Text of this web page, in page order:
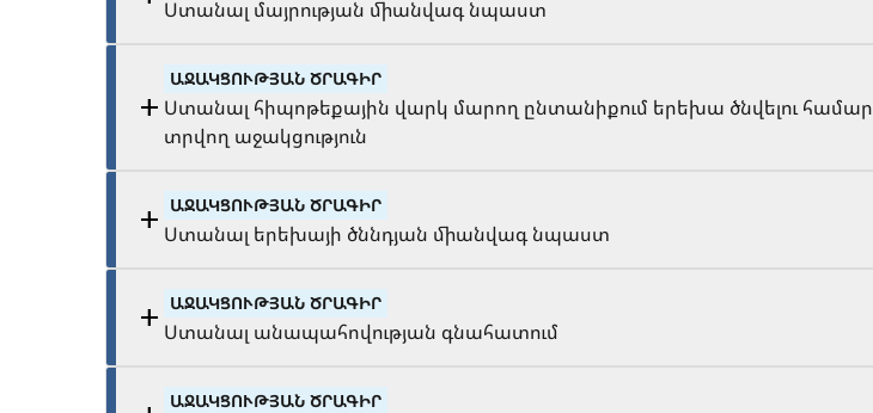
Ստանալ մայրության միանվագ նպաստ
ԱՋԱԿՑՈՒԹՅԱՆ ԾՐԱԳԻՐ
Ստանալ հիպոթեքային վարկ մարող ընտանիքում երեխա ծնվելու համար
տրվող աջակցություն
ԱՋԱԿՑՈՒԹՅԱՆ ԾՐԱԳԻՐ
Ստանալ երեխայի ծննդյան միանվագ նպաստ
ԱՋԱԿՑՈՒԹՅԱՆ ԾՐԱԳԻՐ
Ստանալ անապահովության գնահատում
ԱՋԱԿՑՈՒԹՅԱՆ ԾՐԱԳԻՐ